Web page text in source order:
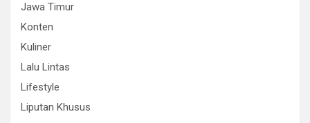
Jawa Timur
Konten
Kuliner
Lalu Lintas
Lifestyle
Liputan Khusus